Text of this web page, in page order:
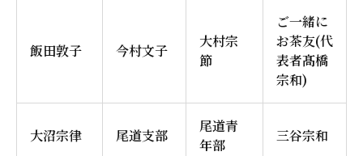
飯田敦子 今村文子
大村宗
節
ご一緒に
お茶友(代
表者髙橋
宗和)
大沼宗律 尾道支部
尾道青
年部
三谷宗和